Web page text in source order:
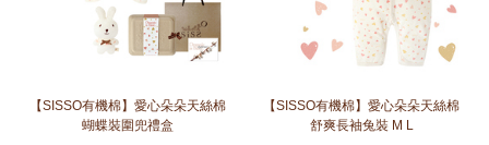
【SISSO有機棉】愛心朵朵天絲棉
蝴蝶裝圍兜禮盒
【SISSO有機棉】愛心朵朵天絲棉
舒爽長袖兔裝 M L